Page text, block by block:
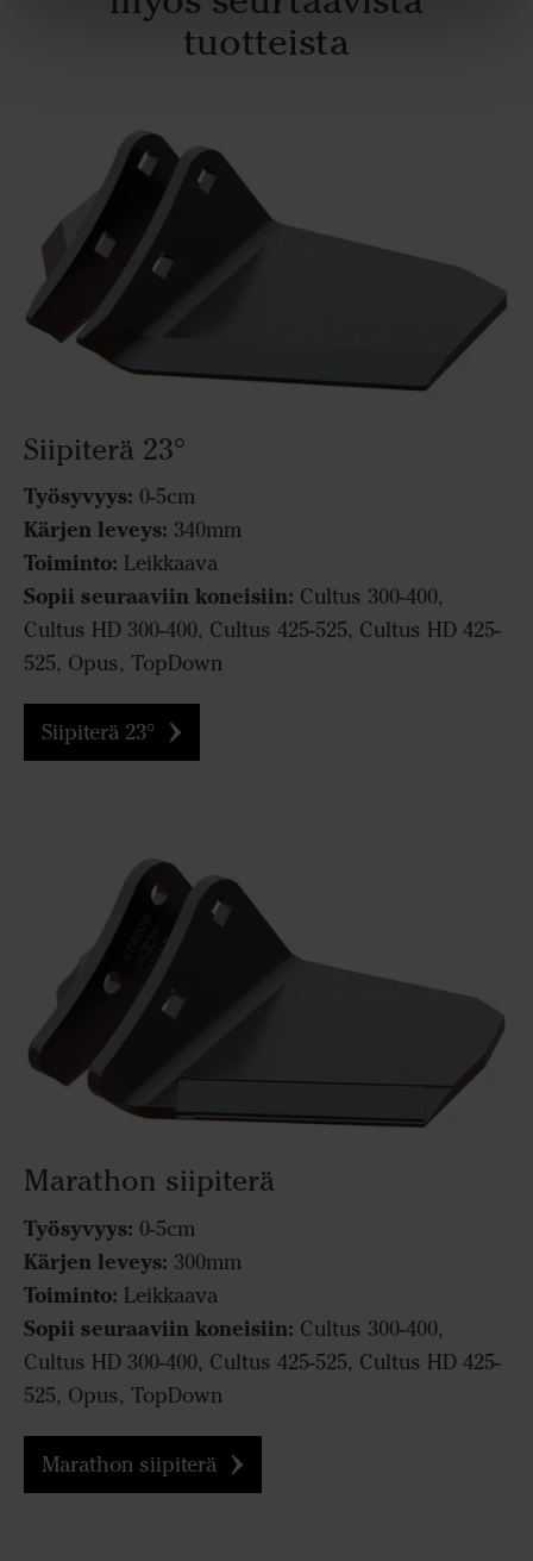
tuotteista
Siipiterä 23°
Työsyvyys: 0-5cm
Kärjen leveys: 340mm
Toiminto: Leikkaava
Sopii seuraaviin koneisiin: Cultus 300-400,
Cultus HD 300-400, Cultus 425-525, Cultus HD 425-
525, Opus, TopDown
Siipiterä 23°
Marathon siipiterä
Työsyvyys: 0-5cm
Kärjen leveys: 300mm
Toiminto: Leikkaava
Sopii seuraaviin koneisiin: Cultus 300-400,
Cultus HD 300-400, Cultus 425-525, Cultus HD 425-
525, Opus, TopDown
Marathon siipiterä